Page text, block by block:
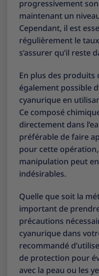
progressivement
maintenant un
Cependant, il est
régulièrement le
s’assurer qu’il reste
En plus des produits
également possible
cyanurique en
Ce composé
directement dans
préférable de faire
pour cette
manipulation peut
indésirables.
Quelle que soit la
important de
précautions
cyanurique dans
recommandé
de protection pour
avec la peau ou les